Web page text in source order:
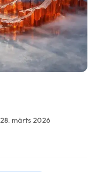
28. märts 2026